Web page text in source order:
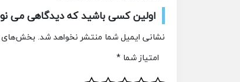
اولین کسی باشید که دیدگاهی می نویسد “فروش ۷ یونیت
نشانی ایمیل شما منتشر نخواهد شد.بخش‌های
امتیاز شما *